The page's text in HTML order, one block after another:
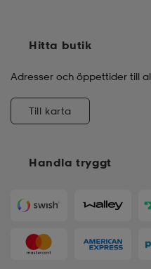
Handla tryggt
Hitta butik
Adresser och öppettider till
Till karta